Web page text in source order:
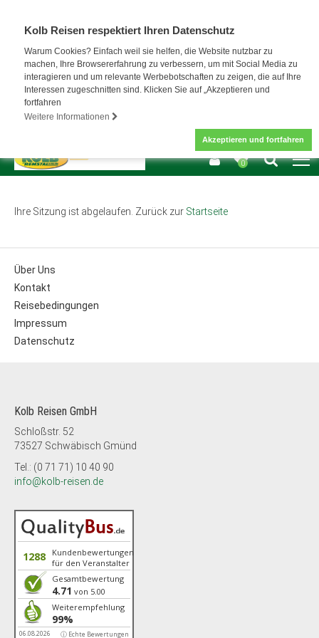
Kolb Reisen respektiert Ihren Datenschutz
Warum Cookies? Einfach weil sie helfen, die Website nutzbar zu
machen, Ihre Browsererfahrung zu verbessern, um mit Social Media zu
interagieren und um relevante Werbebotschaften zu zeigen, die auf Ihre
Interessen zugeschnitten sind. Klicken Sie auf „Akzeptieren und
fortfahren
Weitere Informationen
Akzeptieren und fortfahren
0
Ihre Sitzung ist abgelaufen. Zurück zur Startseite
Über Uns
Kontakt
Reisebedingungen
Impressum
Datenschutz
Kolb Reisen GmbH
Schloßstr. 52
73527 Schwäbisch Gmünd
Tel.: (0 71 71) 10 40 90
info@kolb-reisen.de
1288
Kundenbewertungen
für den Veranstalter
Gesamtbewertung
4.71 von 5.00
Weiterempfehlung
99%
06.08.2026 ⓘ Echte Bewertungen